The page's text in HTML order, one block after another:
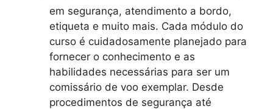
em segurança, atendimento a bordo,
etiqueta e muito mais. Cada módulo do
curso é cuidadosamente planejado para
fornecer o conhecimento e as
habilidades necessárias para ser um
comissário de voo exemplar. Desde
procedimentos de segurança até